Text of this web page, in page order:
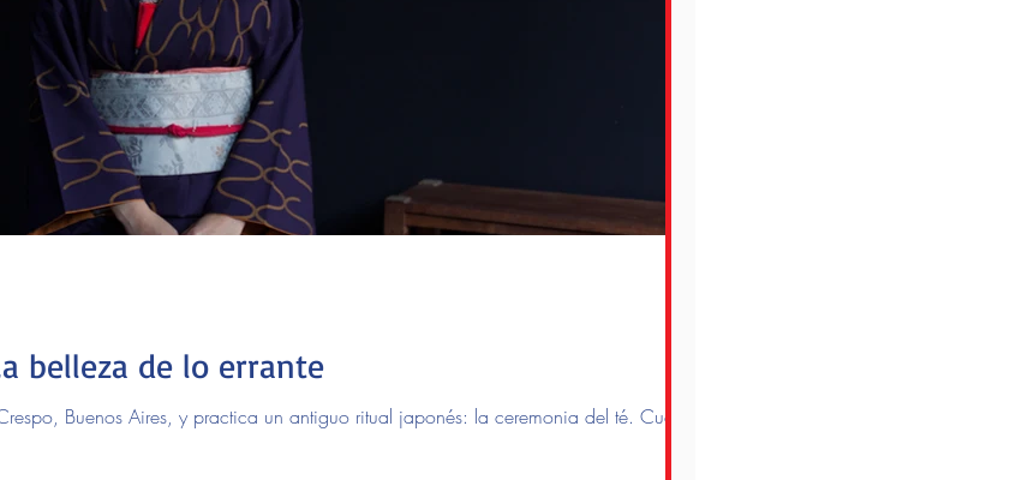
belleza de lo errante
Buenos Aires, y practica un antiguo ritual japonés: la ceremonia del té. Cuando